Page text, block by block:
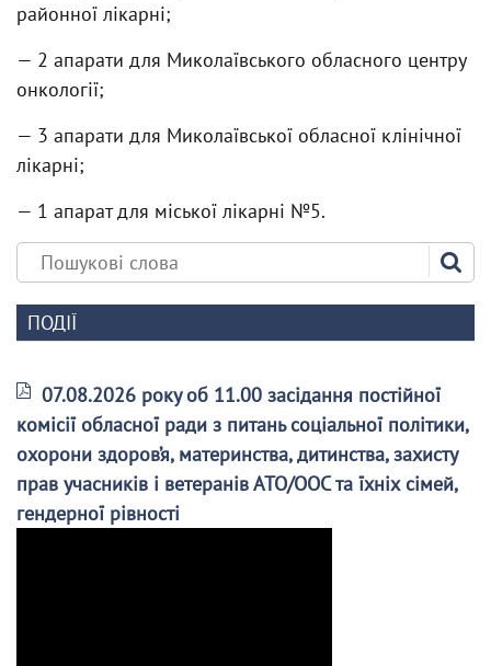
районної лікарні;
— 2 апарати для Миколаївського обласного центру
онкології;
— 3 апарати для Миколаївської обласної клінічної
лікарні;
— 1 апарат для міської лікарні №5.
ПОДІЇ
07.08.2026 року об 11.00 засідання постійної
комісії обласної ради з питань соціальної політики,
охорони здоров’я, материнства, дитинства, захисту
прав учасників і ветеранів АТО/ООС та їхніх сімей,
гендерної рівності